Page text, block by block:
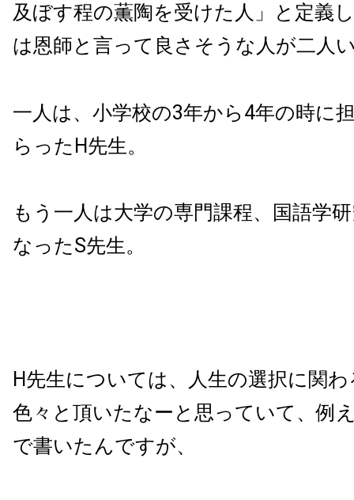
及ぼす程の薫陶を受けた人」と定義
は恩師と言って良さそうな人が二人
一人は、小学校の3年から4年の時に
らったH先生。
もう一人は大学の専門課程、国語学
なったS先生。
H先生については、人生の選択に関
色々と頂いたなーと思っていて、例
で書いたんですが、